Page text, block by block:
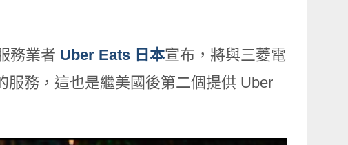
務業者 Uber Eats 日本宣布，將與三菱電
務，這也是繼美國後第二個提供 Uber